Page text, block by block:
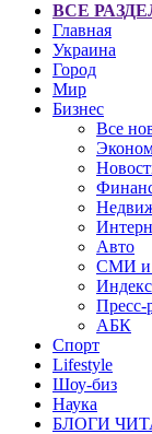
ВСЕ
Главная
Украина
Город
Мир
Бизнес
Все
Авто
СМИ и
Пресс-
АБК
Спорт
Lifestyle
Шоу-биз
Наука
БЛОГИ